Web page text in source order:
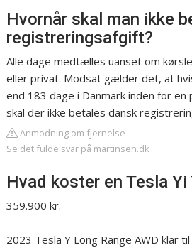
Hvornår skal man ikke
registreringsafgift?
Alle dage medtælles uanset om
eller privat. Modsat gælder det, at
end 183 dage i Danmark inden for
skal der ikke betales dansk
Anmodning om fjernelse
Se det fulde svar på martinsen.dk
Hvad koster en Tesla Yi
359.900 kr.
2023 Tesla Y Long Range AWD klar